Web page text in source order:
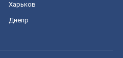
Харьков
Днепр